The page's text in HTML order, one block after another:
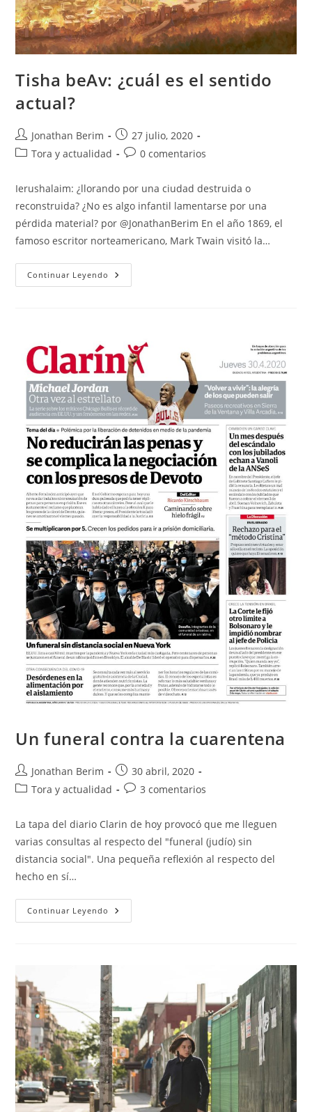
Tisha beAv: ¿cuál es el sentido
actual?
Autor
de
Jonathan Berim
Entrada
publicada:
27 julio, 2020
Categoría
la
entrada:
Tora y actualidad
Comentarios
entrada:
0 comentarios
Ierushalaim: ¿llorando por una ciudad destruida o
reconstruida? ¿No es algo infantil lamentarse por una
pérdida material? por @JonathanBerim En el año 1869, el
famoso escritor norteamericano, Mark Twain visitó la…
Continuar Leyendo Tisha
BeAv:
Un funeral contra la cuarentena
Autor
de
Jonathan Berim
Entrada
publicada:
30 abril, 2020
Categoría
la
entrada:
Tora y actualidad
Comentarios
entrada:
3 comentarios
La tapa del diario Clarin de hoy provocó que me lleguen
varias consultas al respecto del "funeral (judío) sin
distancia social". Una pequeña reflexión al respecto del
hecho en sí…
Continuar Leyendo Un
Funeral